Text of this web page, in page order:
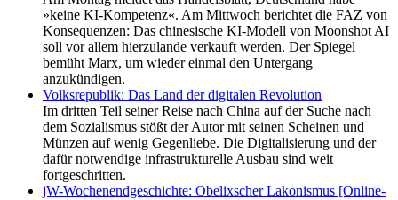
»keine KI-Kompetenz«. Am Mittwoch berichtet die FAZ von
Konsequenzen: Das chinesische KI-Modell von Moonshot AI
soll vor allem hierzulande verkauft werden. Der Spiegel
bemüht Marx, um wieder einmal den Untergang
anzukündigen.
Volksrepublik: Das Land der digitalen Revolution
Im dritten Teil seiner Reise nach China auf der Suche nach
dem Sozialismus stößt der Autor mit seinen Scheinen und
Münzen auf wenig Gegenliebe. Die Digitalisierung und der
dafür notwendige infrastrukturelle Ausbau sind weit
fortgeschritten.
jW-Wochenendgeschichte: Obelixscher Lakonismus [Online-